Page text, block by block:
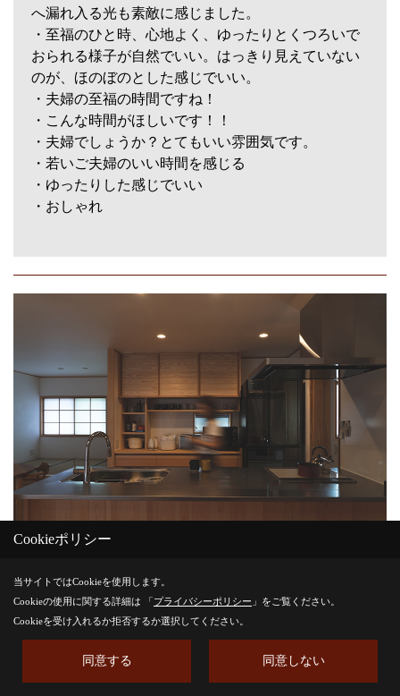
へ漏れ入る光も素敵に感じました。
・至福のひと時、心地よく、ゆったりとくつろいで
おられる様子が自然でいい。はっきり見えていない
のが、ほのぼのとした感じでいい。
・夫婦の至福の時間ですね！
・こんな時間がほしいです！！
・夫婦でしょうか？とてもいい雰囲気です。
・若いご夫婦のいい時間を感じる
・ゆったりした感じでいい
・おしゃれ
作品No.11『木の家の家事
さん)
いそがしい家事もこだわりのオープンキッチンなら
Cookieポリシー
当サイトではCookieを使用します。
Cookieの使用に関する詳細は 「プライバシーポリシー 」をご覧ください。
Cookieを受け入れるか拒否するか選択してください。
同意する 同意しない